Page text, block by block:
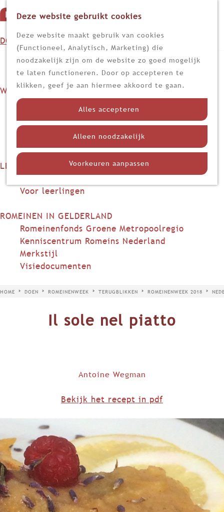
Deze website gebruikt cookies
Deze website maakt gebruik van cookies
(Functioneel, Analytisch, Marketing) die
noodzakelijk zijn om de website zo goed mogelijk
te laten functioneren. Door op accepteren te
klikken, geef je aan hiermee akkoord te gaan.
Alles accepteren
Alleen noodzakelijk
Voorkeuren aanpassen
G
n
d
p
e
n
u
Z
o
e
k
e
n
DOEN
Op stap
Kijk, lees en luister
WETEN
Nederland in de Romeinse tijd
Themadossiers
LEREN
Voor docenten
Voor leerlingen
ROMEINEN IN GELDERLAND
Romeinenfonds Groene Metropoolregio
Kenniscentrum Romeins Nederland
Merkstijl
Visiedocumenten
HOME DOEN ROMEINENWEEK TERUGBLIKKEN ROMEINENWEEK 2018
Il sole nel piatto
Antoine Wegman
Bekijk het recept in pdf